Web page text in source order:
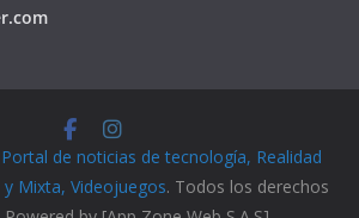
Portal de noticias de tecnología, Realidad
Mixta, Videojuegos. Todos los derechos